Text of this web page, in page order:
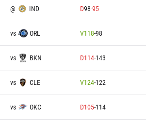
@ IND D98-95
vs ORL V118-98
vs BKN D114-143
vs CLE V124-122
vs OKC D105-114